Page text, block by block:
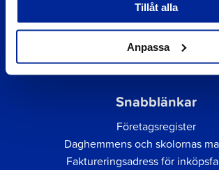
Tillåt alla
Anpassa
Snabblänkar
Företagsregister
Daghemmens och skolornas
Faktureringsadress för